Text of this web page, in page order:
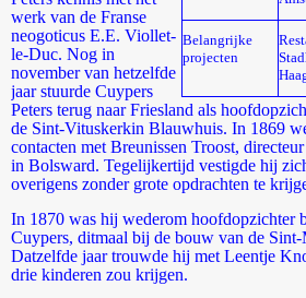
Belangrijke
projecten
werk van de Franse
neogoticus E.E. Viollet-
le-Duc. Nog in
november van hetzelfde
jaar stuurde Cuypers
Peters terug naar Friesland als
de Sint-Vituskerkin Blauwhuis. In 1869
contacten met Breunissen Troost,
in Bolsward. Tegelijkertijd vestigde hij
overigens zonder grote opdrachten te
In 1870 was hij wederom hoofdopzichter
Cuypers, ditmaal bij de bouw van de
Datzelfde jaar trouwde hij met Leentje
drie kinderen zou krijgen.